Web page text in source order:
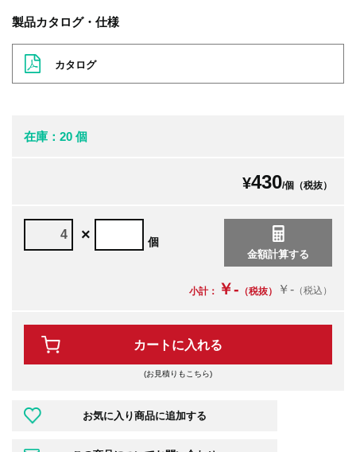
製品カタログ・仕様
カタログ
在庫：20 個
¥430/個（税抜）
× 個
小計： ￥- （税抜） ￥- （税込）
カートに入れる
(お見積りもこちら)